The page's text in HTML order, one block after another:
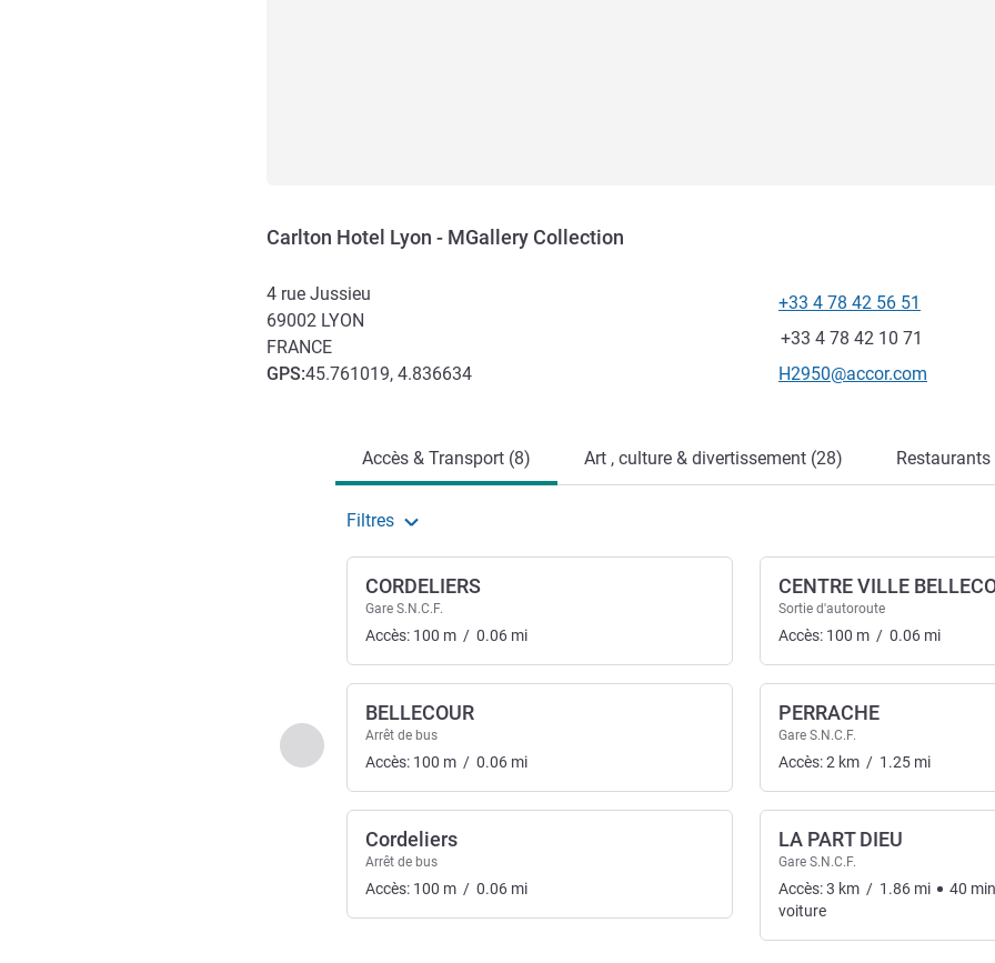
Carlton Hotel Lyon - MGallery Collection
4 rue Jussieu
69002 LYON
FRANCE
GPS:45.761019, 4.836634
Téléphone
+33 4 78 42 56 51
Fax
+33 4 78 42 10 71
Email de contact
H2950@accor.com
Accès & Transport (8) Art , culture & divertissement (28)
Filtres
Précédent - Accès & Transport
CORDELIERS
Gare S.N.C.F.
Accès: 100 m / 0.06 mi
BELLECOUR
Arrêt de bus
Accès: 100 m / 0.06 mi
Cordeliers
Arrêt de bus
Accès: 100 m / 0.06 mi
CENTRE VILLE
Sortie d'autoroute
Accès: 100 m / 0.06 mi
PERRACHE
Gare S.N.C.F.
Accès:2 km / 1.25 mi
LA PART DIEU
Gare S.N.C.F.
Accès:3 km / 1.86 mi 40 min
voiture